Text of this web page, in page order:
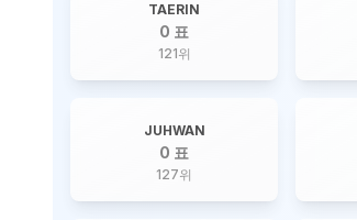
TAERIN
0 표
121위
JUHWAN
0 표
127위